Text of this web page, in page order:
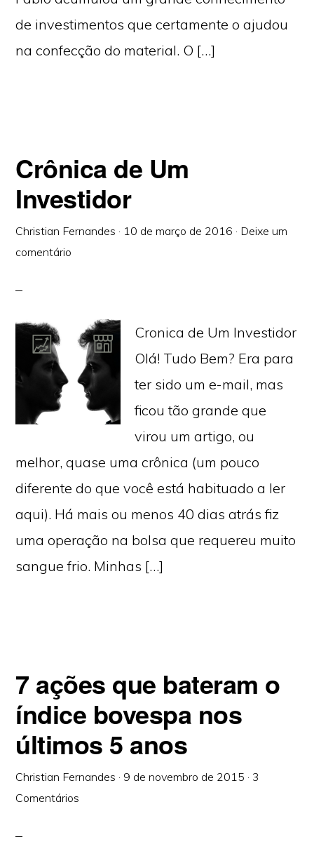
de investimentos que certamente o ajudou
na confecção do material. O […]
Crônica de Um
Investidor
Christian Fernandes · 10 de março de 2016 · Deixe um
comentário
Cronica de Um Investidor
Olá! Tudo Bem? Era para
ter sido um e-mail, mas
ficou tão grande que
virou um artigo, ou
melhor, quase uma crônica (um pouco
diferente do que você está habituado a ler
aqui). Há mais ou menos 40 dias atrás fiz
uma operação na bolsa que requereu muito
sangue frio. Minhas […]
7 ações que bateram o
índice bovespa nos
últimos 5 anos
Christian Fernandes · 9 de novembro de 2015 · 3
Comentários